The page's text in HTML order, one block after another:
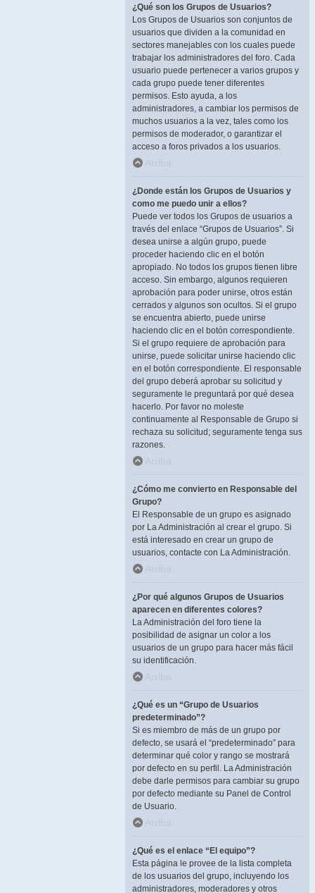
¿Qué son los Grupos de Usuarios?
Los Grupos de Usuarios son conjuntos de
usuarios que dividen a la comunidad en
sectores manejables con los cuales puede
trabajar los administradores del foro. Cada
usuario puede pertenecer a varios grupos y
cada grupo puede tener diferentes
permisos. Esto ayuda, a los
administradores, a cambiar los permisos de
muchos usuarios a la vez, tales como los
permisos de moderador, o garantizar el
acceso a foros privados a los usuarios.
Arriba
¿Donde están los Grupos de Usuarios y
como me puedo unir a ellos?
Puede ver todos los Grupos de usuarios a
través del enlace “Grupos de Usuarios”. Si
desea unirse a algún grupo, puede
proceder haciendo clic en el botón
apropiado. No todos los grupos tienen libre
acceso. Sin embargo, algunos requieren
aprobación para poder unirse, otros están
cerrados y algunos son ocultos. Si el grupo
se encuentra abierto, puede unirse
haciendo clic en el botón correspondiente.
Si el grupo requiere de aprobación para
unirse, puede solicitar unirse haciendo clic
en el botón correspondiente. El responsable
del grupo deberá aprobar su solicitud y
seguramente le preguntará por qué desea
hacerlo. Por favor no moleste
continuamente al Responsable de Grupo si
rechaza su solicitud; seguramente tenga sus
razones.
Arriba
¿Cómo me convierto en Responsable del
Grupo?
El Responsable de un grupo es asignado
por La Administración al crear el grupo. Si
está interesado en crear un grupo de
usuarios, contacte con La Administración.
Arriba
¿Por qué algunos Grupos de Usuarios
aparecen en diferentes colores?
La Administración del foro tiene la
posibilidad de asignar un color a los
usuarios de un grupo para hacer más fácil
su identificación.
Arriba
¿Qué es un “Grupo de Usuarios
predeterminado”?
Si es miembro de más de un grupo por
defecto, se usará el “predeterminado” para
determinar qué color y rango se mostrará
por defecto en su perfil. La Administración
debe darle permisos para cambiar su grupo
por defecto mediante su Panel de Control
de Usuario.
Arriba
¿Qué es el enlace “El equipo”?
Esta página le provee de la lista completa
de los usuarios del grupo, incluyendo los
administradores, moderadores y otros